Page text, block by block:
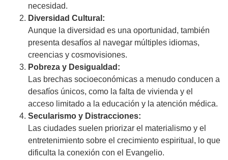
necesidad.
Diversidad Cultural:
Aunque la diversidad es una oportunidad, también
presenta desafíos al navegar múltiples idiomas,
creencias y cosmovisiones.
Pobreza y Desigualdad:
Las brechas socioeconómicas a menudo conducen a
desafíos únicos, como la falta de vivienda y el
acceso limitado a la educación y la atención médica.
Secularismo y Distracciones:
Las ciudades suelen priorizar el materialismo y el
entretenimiento sobre el crecimiento espiritual, lo que
dificulta la conexión con el Evangelio.